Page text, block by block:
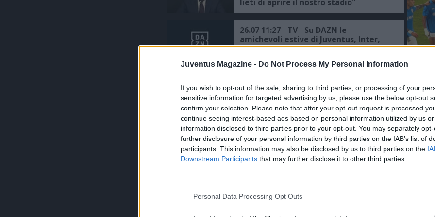
Juventus Magazine - Do Not Process My Personal Information
If you wish to opt-out of the sale, sharing to third parties, or processing of your
sensitive information for targeted advertising by us, please use the below opt-out
confirm your selection. Please note that after your opt-out request is processed
continue seeing interest-based ads based on personal information utilized by us
information disclosed to third parties prior to your opt-out. You may separately
further disclosure of your personal information by third parties on the IAB’s list of
participants. This information may also be disclosed by us to third parties on the
Downstream Participants that may further disclose it to other third parties.
Personal Data Processing Opt Outs
lieti di aprire il nostro stadio"
26.07 11:27 - TV - Su DAZN le
amichevoli estive di Juventus, Inter,
Milan, Roma, Lazio, Atalanta,
novembre nello stadio della Juventus
13.11 16:33 - A CASTELLAMMARE -
International Sport Film Festival, al
via la seconda edizione, tra gli ospiti i
campioni della Juvecaserta
scudettata
contro la Juve dagli altoparlanti
02.09 12:59 - Equitazione, Europei di